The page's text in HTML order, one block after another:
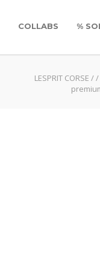
COLLABS %
LESPRIT CORSE //